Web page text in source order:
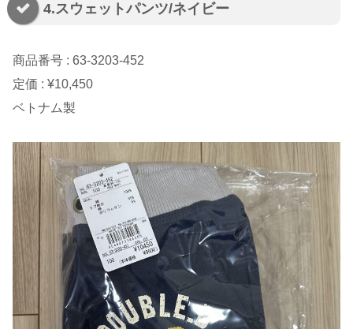
4.スウェットパンツ/ネイビー
商品番号 : 63-3203-452
定価 : ¥10,450
ベトナム製